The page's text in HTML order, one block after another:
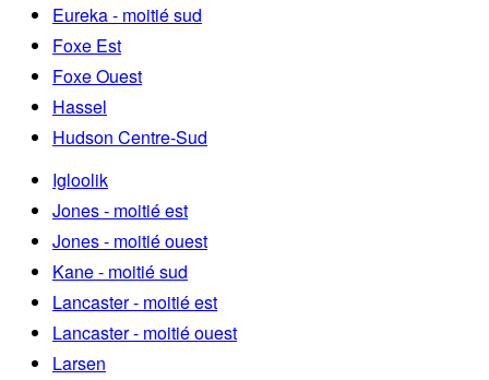
Eureka - moitié sud
Foxe Est
Foxe Ouest
Hassel
Hudson Centre-Sud
Igloolik
Jones - moitié est
Jones - moitié ouest
Kane - moitié sud
Lancaster - moitié est
Lancaster - moitié ouest
Larsen